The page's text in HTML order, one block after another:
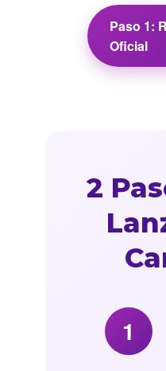
Paso 1:
Oficial
2
1